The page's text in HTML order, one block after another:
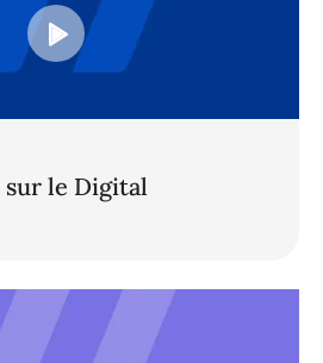
sur le Digital